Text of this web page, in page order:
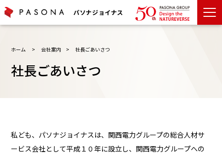
パソナジョイナス
ホーム > 会社案内 > 社長ごあいさつ
社長ごあいさつ
私ども、パソナジョイナスは、関西電力グループの総合人材サ
ービス会社として平成１０年に設立し、関西電力グループへの